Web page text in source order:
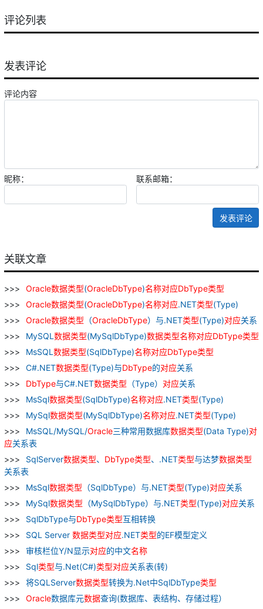
评论列表
发表评论
评论内容
昵称： 联系邮箱：
发表评论
关联文章
Oracle数据类型(OracleDbType)名称对应DbType类型
Oracle数据类型(OracleDbType)名称对应.NET类型(Type)
Oracle数据类型 （OracleDbType）与.NET类型(Type)对应关系
MySQL 数据类型(MySqlDbType)数据类型名称对应DbType类型
MsSQL 数据类型(SqlDbType)名称对应DbType类型
C#.NET数据类型(Type)与DbType的对应关系
DbType与C#.NET数据类型 （Type） 对应关系
MsSql数据类型(SqlDbType)名称对应.NET类型(Type)
MySql数据类型(MySqlDbType)名称对应.NET类型(Type)
MsSQL/MySQL/Oracle三种常用数据库数据类型(Data Type)对
应关系表
SqlServer数据类型、 DbType类型、.NET类型与达梦数据类型
关系表
MsSql数据类型 （SqlDbType）与.NET类型(Type)对应关系
MySql数据类型 （MySqlDbType）与.NET类型(Type)对应关系
SqlDbType与DbType类型互相转换
SQL Server 数据类型对应.NET类型的EF模型定义
审核栏位Y/N显示对应的中文名称
Sql类型与.Net(C#)类型对应关系表(转)
将SQLServer数据类型转换为.Net中SqlDbType类型
Oracle数据库元数据查询(数据库、表结构、存储过程）